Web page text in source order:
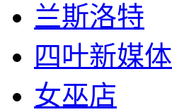
兰斯洛特
四叶新媒体
女巫店